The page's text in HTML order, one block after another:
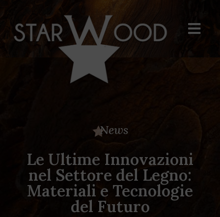
News
Le Ultime Innovazioni
nel Settore del Legno:
Materiali e Tecnologie
del Futuro